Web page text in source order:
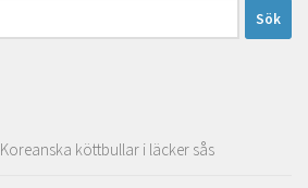
Koreanska köttbullar i läcker sås